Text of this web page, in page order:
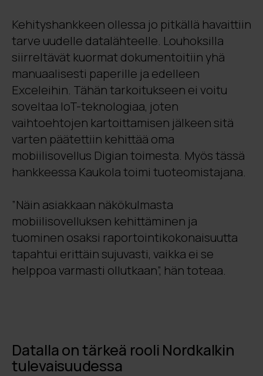
Kehityshankkeen ollessa jo pitkällä havaittiin
tarve uudelle datalähteelle. Louhoksilla
siirreltävät kuormat dokumentoitiin yhä
manuaalisesti paperille ja edelleen
Exceleihin. Tähän tarkoitukseen ei voitu
soveltaa IoT-teknologiaa, joten
vaihtoehtojen kartoittamisen jälkeen sitä
varten päätettiin kehittää oma
mobiilisovellus Digian toimesta. Myös tässä
hankkeessa Kaukola toimi tuoteomistajana.
”Näin asiakkaan näkökulmasta
mobiilisovelluksen kehittäminen ja
tuominen osaksi raportointikokonaisuutta
tapahtui erittäin sujuvasti, vaikka ei se
helppoa varmasti ollutkaan”, hän toteaa.
Datalla on tärkeä rooli Nordkalkin
tulevaisuudessa